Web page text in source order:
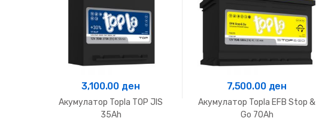
3,100.00 ден
Акумулатор Topla TOP JIS
35Ah
7,500.00 ден
Акумулатор Topla EFB Stop &
Go 70Ah